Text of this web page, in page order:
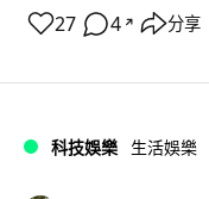
27 4 ↗ 分享
科技娛樂 生活娛樂